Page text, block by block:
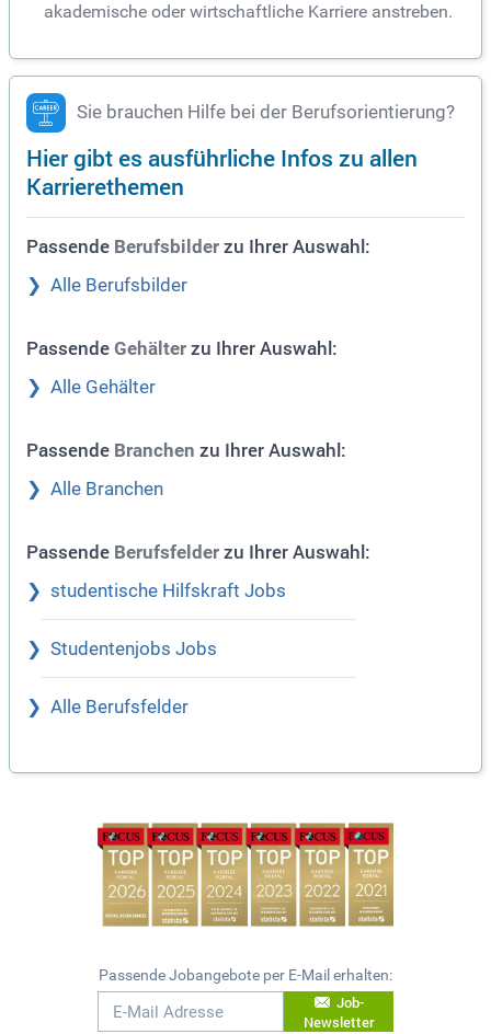
akademische oder wirtschaftliche Karriere anstreben.
Sie brauchen Hilfe bei der Berufsorientierung?
Hier gibt es ausführliche Infos zu allen
Karrierethemen
Passende Berufsbilder zu Ihrer Auswahl:
Alle Berufsbilder
Passende Gehälter zu Ihrer Auswahl:
Alle Gehälter
Passende Branchen zu Ihrer Auswahl:
Alle Branchen
Passende Berufsfelder zu Ihrer Auswahl:
studentische Hilfskraft Jobs
Studentenjobs Jobs
Alle Berufsfelder
Passende Jobangebote per E-Mail erhalten:
Job-
Newsletter